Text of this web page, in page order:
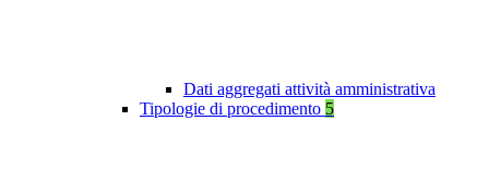
Dati aggregati attività amministrativa
Tipologie di procedimento 5